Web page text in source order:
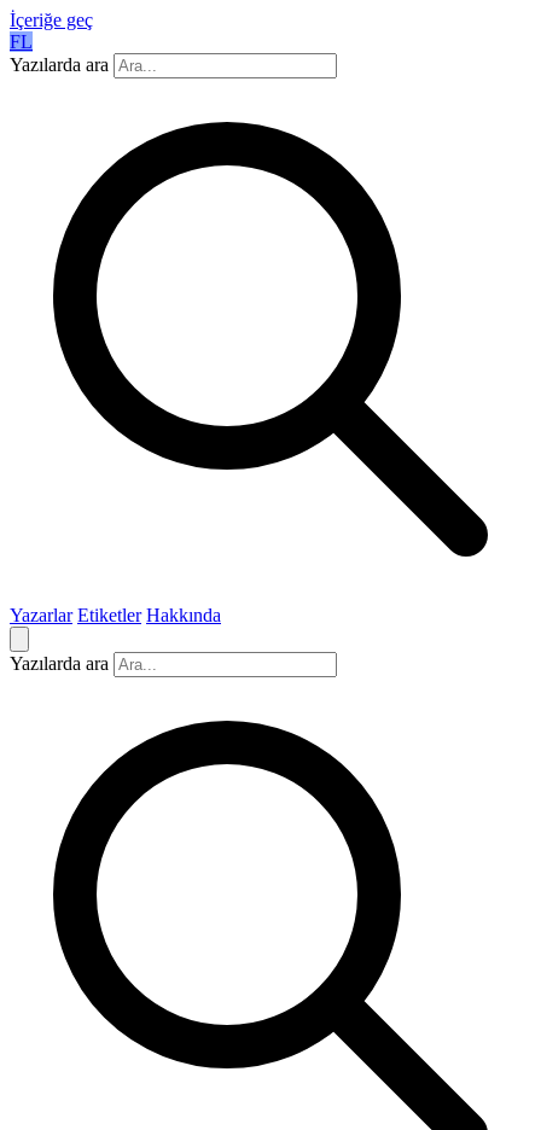
İçeriğe geç
FL
Yazılarda ara
Yazarlar Etiketler Hakkında
Yazılarda ara